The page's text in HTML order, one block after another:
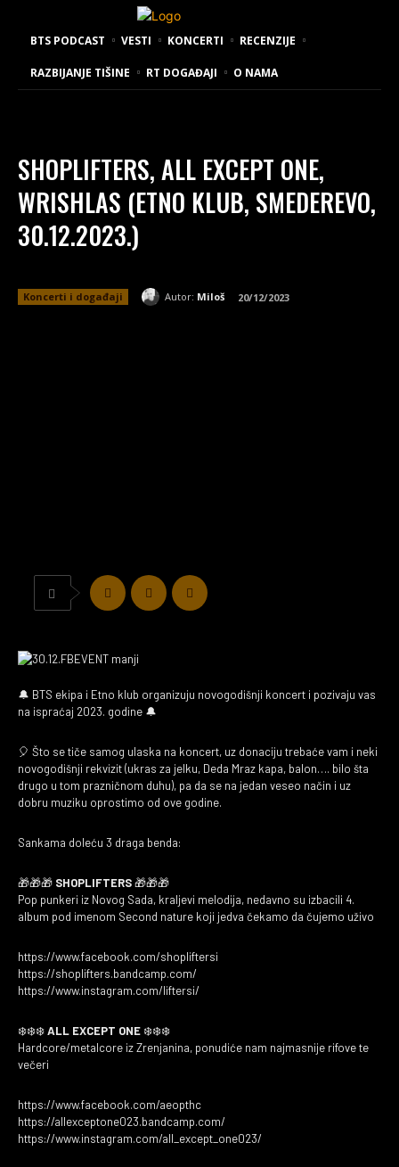
BTS PODCAST VESTI KONCERTI RECENZIJE
RAZBIJANJE TIŠINE RT DOGAĐAJI O NAMA
SHOPLIFTERS, ALL EXCEPT ONE,
WRISHLAS (ETNO KLUB, SMEDEREVO,
30.12.2023.)
Koncerti i događaji Autor: Miloš 20/12/2023
🔔 BTS ekipa i Etno klub organizuju novogodišnji koncert i pozivaju vas
na ispraćaj 2023. godine 🔔
🎈 Što se tiče samog ulaska na koncert, uz donaciju trebaće vam i neki
novogodišnji rekvizit (ukras za jelku, Deda Mraz kapa, balon…. bilo šta
drugo u tom prazničnom duhu), pa da se na jedan veseo način i uz
dobru muziku oprostimo od ove godine.
Sankama doleću 3 draga benda:
🎁🎁🎁 SHOPLIFTERS🎁🎁🎁
Pop punkeri iz Novog Sada, kraljevi melodija, nedavno su izbacili 4.
album pod imenom Second nature koji jedva čekamo da čujemo uživo
https://www.facebook.com/shopliftersi
https://shoplifters.bandcamp.com/
https://www.instagram.com/liftersi/
❄️❄️❄️ALL EXCEPT ONE ❄️❄️❄️
Hardcore/metalcore iz Zrenjanina, ponudiće nam najmasnije rifove te
večeri
https://www.facebook.com/aeopthc
https://allexceptone023.bandcamp.com/
https://www.instagram.com/all_except_one023/